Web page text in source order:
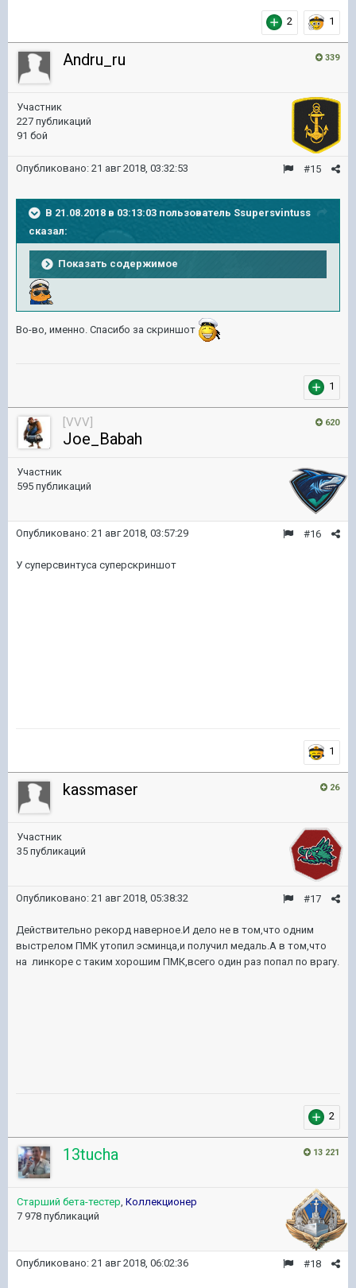
2 1
339
Andru_ru
Участник
227 публикаций
91 бой
#15
Опубликовано: 21 авг 2018, 03:32:53
В 21.08.2018 в 03:13:03 пользователь Ssupersvintuss
сказал:
Показать содержимое
Во-во, именно. Спасибо за скриншот
1
620
[VVV]
Joe_Babah
Участник
595 публикаций
#16
Опубликовано: 21 авг 2018, 03:57:29
У суперсвинтуса суперскриншот
1
26
kassmaser
Участник
35 публикаций
#17
Опубликовано: 21 авг 2018, 05:38:32
Действительно рекорд наверное.И дело не в том,что одним
выстрелом ПМК утопил эсминца,и получил медаль.А в том,что
на линкоре с таким хорошим ПМК,всего один раз попал по врагу.
2
13 221
13tucha
Старший бета-тестер, Коллекционер
7 978 публикаций
#18
Опубликовано: 21 авг 2018, 06:02:36